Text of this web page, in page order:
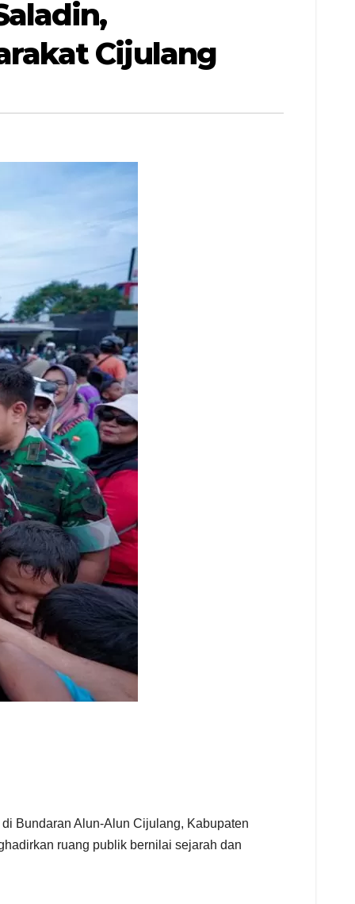
Cijulang
Bundaran Alun-Alun Cijulang, Kabupaten
ruang publik bernilai sejarah dan